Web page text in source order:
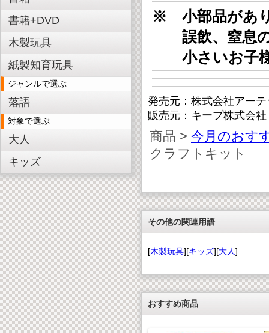
書籍+DVD
木製玩具
紙製知育玩具
ジャンルで選ぶ
落語
対象で選ぶ
大人
キッズ
※ 小部品があ
誤飲、窒息の
小さいお子様
発売元：株式会社アーテ
販売元：キープ株式会社
商品 > 今月のおす
クラフトキット
その他の関連用語
[木製玩具][キッズ][大人]
おすすめ商品